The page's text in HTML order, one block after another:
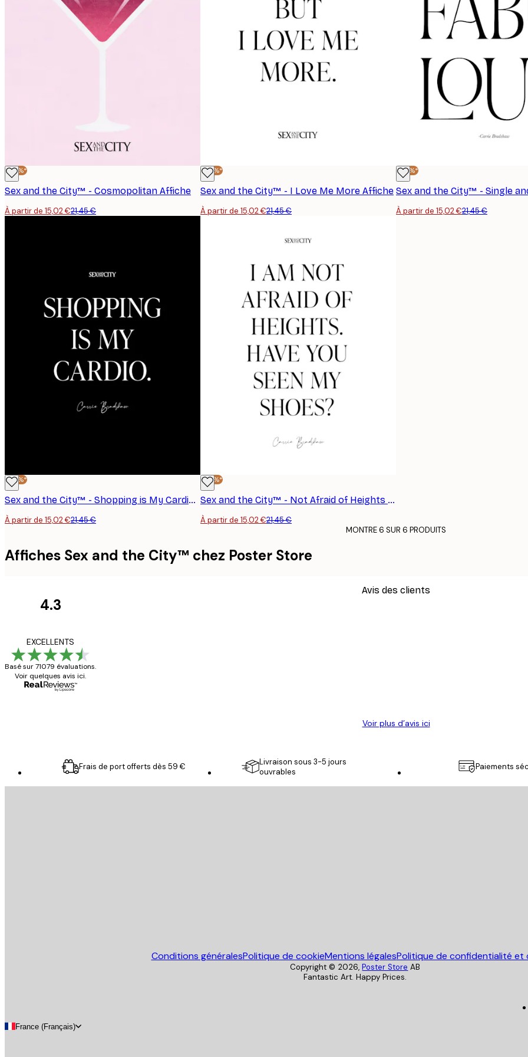
-30%*
Sex and the City™ - Cosmopolitan Affiche
À partir de 15,02 €21,45 €
-30%*
Sex and the City™ - I Love Me More Affiche
À partir de 15,02 €21,45 €
-30%*
À partir de 15,02 €21,45 €
-30%*
Sex and the City™ - Shopping is My Cardio Affiche
À partir de 15,02 €21,45 €
-30%*
Sex and the City™ - Not Afraid of Heights Affiche
À partir de 15,02 €21,45 €
MONTRE 6 SUR 6 PRODUITS
Affiches Sex and the City™ chez Poster Store
Avis des clients
4.3
EXCELLENTS
Basé sur 71079 évaluations.
Voir quelques avis ici.
Voir plus d’avis ici
politique de confidentialité
Frais de port offerts dès 59 €
Livraison sous 3-5 jours
ouvrables
Paiements
Conditions généralesPolitique de cookieMentions légalesPolitique de confidentialité et
France (Français)
Copyright © 2026, Poster Store AB
Fantastic Art. Happy Prices.